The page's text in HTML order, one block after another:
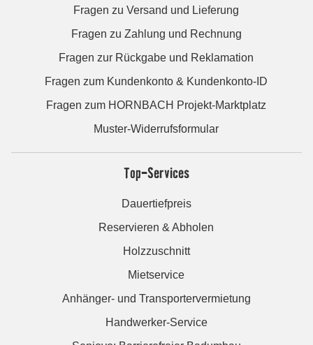
Fragen zu Versand und Lieferung
Fragen zu Zahlung und Rechnung
Fragen zur Rückgabe und Reklamation
Fragen zum Kundenkonto & Kundenkonto-ID
Fragen zum HORNBACH Projekt-Marktplatz
Muster-Widerrufsformular
Top-Services
Dauertiefpreis
Reservieren & Abholen
Holzzuschnitt
Mietservice
Anhänger- und Transportervermietung
Handwerker-Service